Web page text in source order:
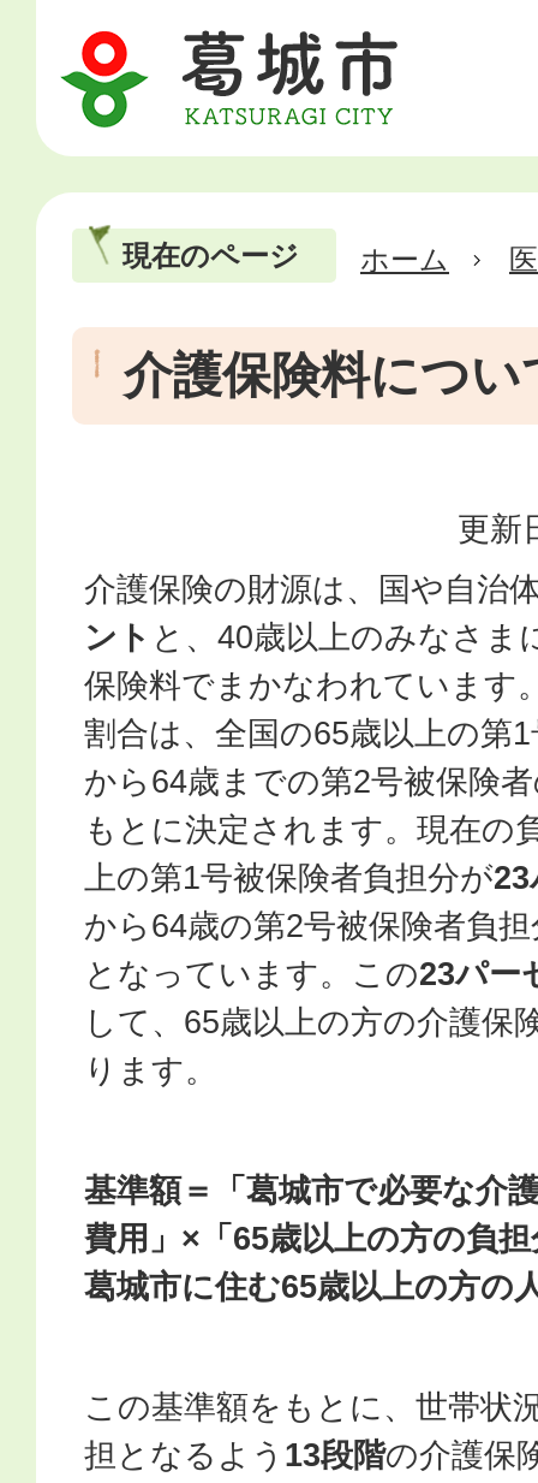
現在のページ ホーム
介護保険料につい
更新
介護保険の財源は、国や自治
ント と、40歳以上のみなさま
保険料でまかなわれています
割合は、全国の65歳以上の第
から64歳までの第2号被保険
もとに決定されます。現在の
上の第1号被保険者負担分が
から64歳の第2号被保険者負
となっています。この23パー
して、65歳以上の方の介護保
ります。
基準額＝「葛城市で必要な介
費用」×「65歳以上の方の負
葛城市に住む65歳以上の方の
この基準額をもとに、世帯状
担となるよう 13段階の介護保